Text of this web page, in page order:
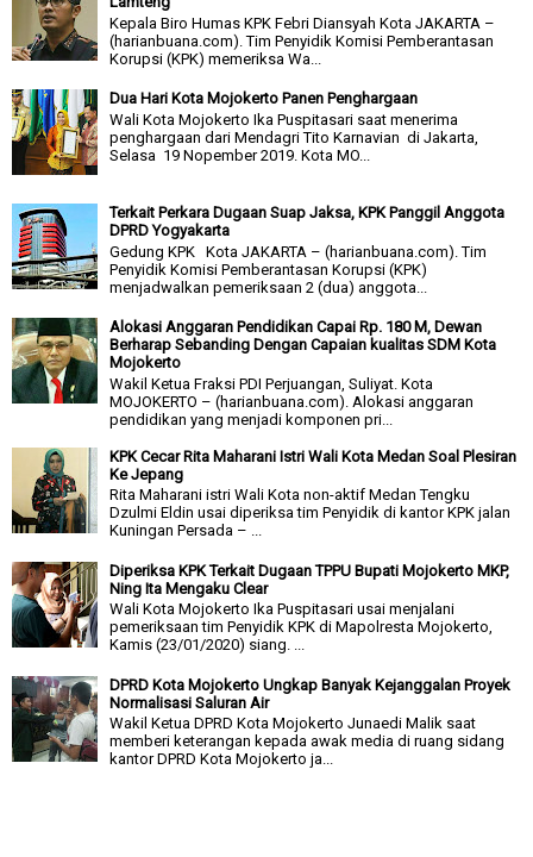
Kepala Biro Humas KPK Febri Diansyah Kota JAKARTA –
(harianbuana.com). Tim Penyidik Komisi Pemberantasan
Korupsi (KPK) memeriksa Wa...
Dua Hari Kota Mojokerto Panen Penghargaan
Wali Kota Mojokerto Ika Puspitasari saat menerima
penghargaan dari Mendagri Tito Karnavian di Jakarta,
Selasa 19 Nopember 2019. Kota MO...
Terkait Perkara Dugaan Suap Jaksa, KPK Panggil Anggota
DPRD Yogyakarta
Gedung KPK Kota JAKARTA – (harianbuana.com). Tim
Penyidik Komisi Pemberantasan Korupsi (KPK)
menjadwalkan pemeriksaan 2 (dua) anggota...
Alokasi Anggaran Pendidikan Capai Rp. 180 M, Dewan
Berharap Sebanding Dengan Capaian kualitas SDM Kota
Mojokerto
Wakil Ketua Fraksi PDI Perjuangan, Suliyat. Kota
MOJOKERTO – (harianbuana.com). Alokasi anggaran
pendidikan yang menjadi komponen pri...
KPK Cecar Rita Maharani Istri Wali Kota Medan Soal Plesiran
Ke Jepang
Rita Maharani istri Wali Kota non-aktif Medan Tengku
Dzulmi Eldin usai diperiksa tim Penyidik di kantor KPK jalan
Kuningan Persada – ...
Diperiksa KPK Terkait Dugaan TPPU Bupati Mojokerto MKP,
Ning Ita Mengaku Clear
Wali Kota Mojokerto Ika Puspitasari usai menjalani
pemeriksaan tim Penyidik KPK di Mapolresta Mojokerto,
Kamis (23/01/2020) siang. ...
DPRD Kota Mojokerto Ungkap Banyak Kejanggalan Proyek
Normalisasi Saluran Air
Wakil Ketua DPRD Kota Mojokerto Junaedi Malik saat
memberi keterangan kepada awak media di ruang sidang
kantor DPRD Kota Mojokerto ja...